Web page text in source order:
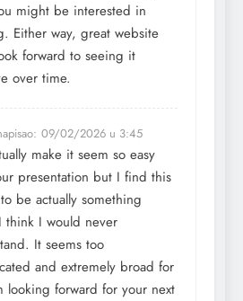
might be interested in
Either way, great website
forward to seeing it
over time.
09/02/2026 u 3:45
make it seem so easy
presentation but I find this
be actually something
think I would never
It seems too
and extremely broad for
looking forward for your next